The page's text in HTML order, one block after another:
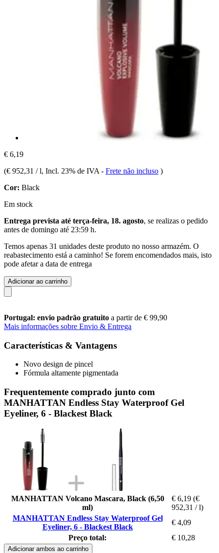
€ 6,19
(€ 952,31 / l, Incl. 23% de IVA - Frete não incluso )
Cor: Black
Em stock
Entrega prevista até terça-feira, 18. agosto, se realizas o pedido
antes de domingo até 23:59 h.
Temos apenas 31 unidades deste produto no nosso armazém. O
reabastecimento está a caminho! Se forem encomendados mais, isto
pode afetar a data de entrega
Adicionar ao carrinho
Portugal: envio padrão gratuito a partir de € 99,90
Mais informações sobre Envio & Entrega
Características & Vantagens
Novo design de pincel
Fórmula altamente pigmentada
Frequentemente comprado junto com
MANHATTAN Endless Stay Waterproof Gel
Eyeliner, 6 - Blackest Black
MANHATTAN Volcano Mascara, Black (6,50
ml)
€ 6,19 (€
952,31 / l)
MANHATTAN Endless Stay Waterproof Gel
Eyeliner, 6 - Blackest Black
€ 4,09
Preço total:
€ 10,28
Adicionar ambos ao carrinho